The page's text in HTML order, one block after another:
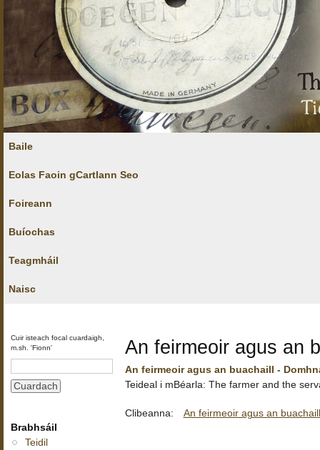
Baile
Eolas Faoin gCartlann Seo
Foireann
Buíochas
Teagmháil
Naisc
Cuir isteach focal cuardaigh,
m.sh. 'Fionn'
Brabhsáil
Teidil
An feirmeoir agus an
An feirmeoir agus an buachaill -
Teideal i mBéarla: The farmer and the
Clibeanna: An feirmeoir agus an buachaill